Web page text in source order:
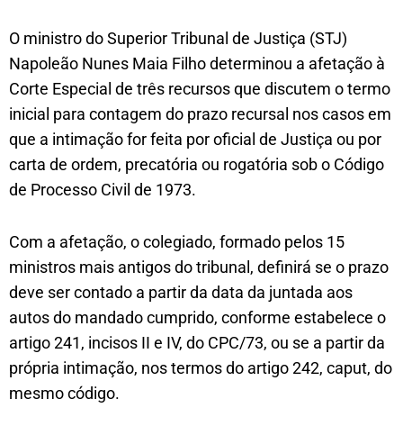
O ministro do Superior Tribunal de Justiça (STJ)
Napoleão Nunes Maia Filho determinou a afetação à
Corte Especial de três recursos que discutem o termo
inicial para contagem do prazo recursal nos casos em
que a intimação for feita por oficial de Justiça ou por
carta de ordem, precatória ou rogatória sob o Código
de Processo Civil de 1973.
Com a afetação, o colegiado, formado pelos 15
ministros mais antigos do tribunal, definirá se o prazo
deve ser contado a partir da data da juntada aos
autos do mandado cumprido, conforme estabelece o
artigo 241, incisos II e IV, do CPC/73, ou se a partir da
própria intimação, nos termos do artigo 242, caput, do
mesmo código.